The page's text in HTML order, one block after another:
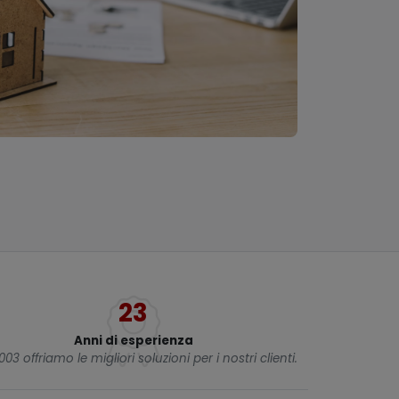
23
Anni di esperienza
offriamo le migliori soluzioni per i nostri clienti.